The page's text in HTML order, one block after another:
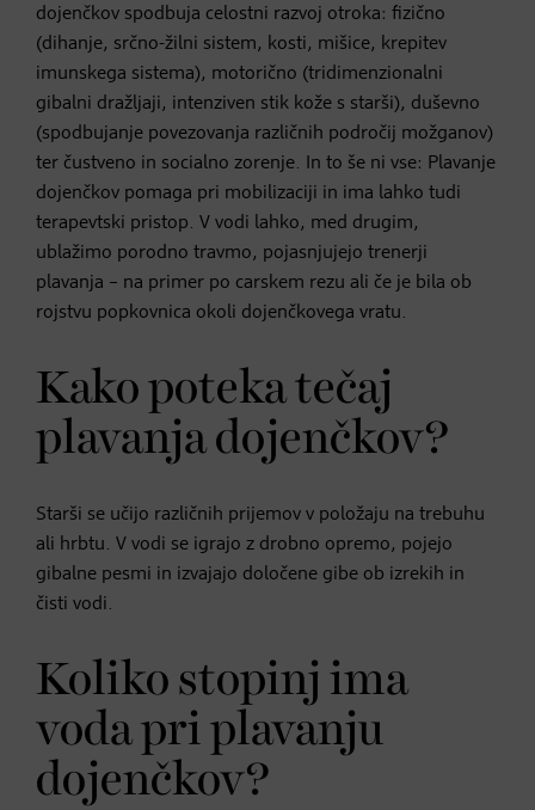
dojenčkov spodbuja celostni razvoj otroka: fizično
(dihanje, srčno-žilni sistem, kosti, mišice, krepitev
imunskega sistema), motorično (tridimenzionalni
gibalni dražljaji, intenziven stik kože s starši), duševno
(spodbujanje povezovanja različnih področij možganov)
ter čustveno in socialno zorenje. In to še ni vse: Plavanje
dojenčkov pomaga pri mobilizaciji in ima lahko tudi
terapevtski pristop. V vodi lahko, med drugim,
ublažimo porodno travmo, pojasnjujejo trenerji
plavanja – na primer po carskem rezu ali če je bila ob
rojstvu popkovnica okoli dojenčkovega vratu.
Kako poteka tečaj
plavanja dojenčkov?
Starši se učijo različnih prijemov v položaju na trebuhu
ali hrbtu. V vodi se igrajo z drobno opremo, pojejo
gibalne pesmi in izvajajo določene gibe ob izrekih in
čisti vodi.
Koliko stopinj ima
voda pri plavanju
dojenčkov?